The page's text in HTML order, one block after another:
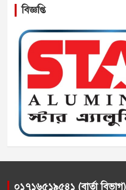
বিজ্ঞপ্তি
০১৭১৬৫১৯৫৪১ (বার্তা বিভাগ)